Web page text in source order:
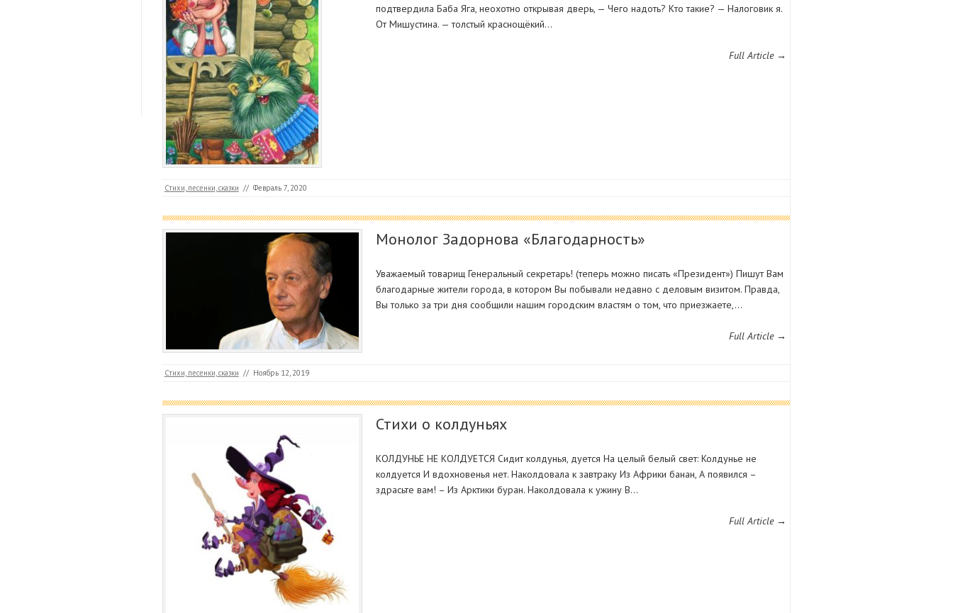
подтвердила Баба Яга, неохотно открывая дверь, — Чего надоть? Кто такие? — Налоговик я.
От Мишустина. — толстый краснощёкий…
Full Article →
Стихи, песенки, сказки // Февраль 7, 2020
Монолог Задорнова «Благодарность»
Уважаемый товарищ Генеральный секретарь! (теперь можно писать «Президент») Пишут Вам
благодарные жители города, в котором Вы побывали недавно с деловым визитом. Правда,
Вы только за три дня сообщили нашим городским властям о том, что приезжаете,…
Full Article →
Стихи, песенки, сказки // Ноябрь 12, 2019
Стихи о колдуньях
КОЛДУНЬЕ НЕ КОЛДУЕТСЯ Сидит колдунья, дуется На целый белый свет: Колдунье не
колдуется И вдохновенья нет. Наколдовала к завтраку Из Африки банан, А появился –
здрасьте вам! – Из Арктики буран. Наколдовала к ужину В…
Full Article →